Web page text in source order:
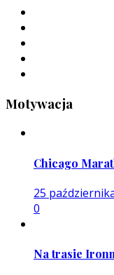
Motywacja
Chicago
25
0
Na trasie